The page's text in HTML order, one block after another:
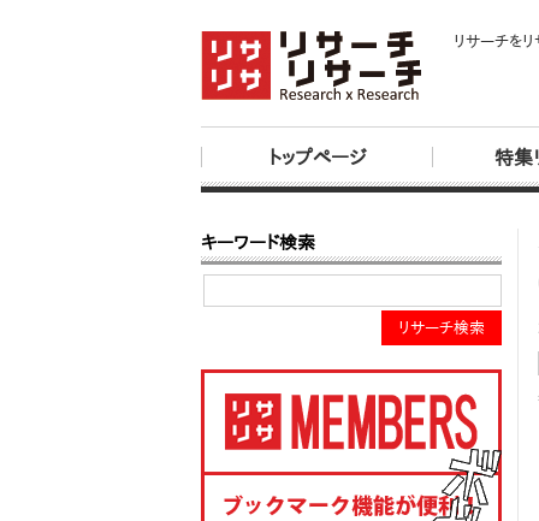
リサーチを
トップページ 特集
キーワード検索
リサーチ検索